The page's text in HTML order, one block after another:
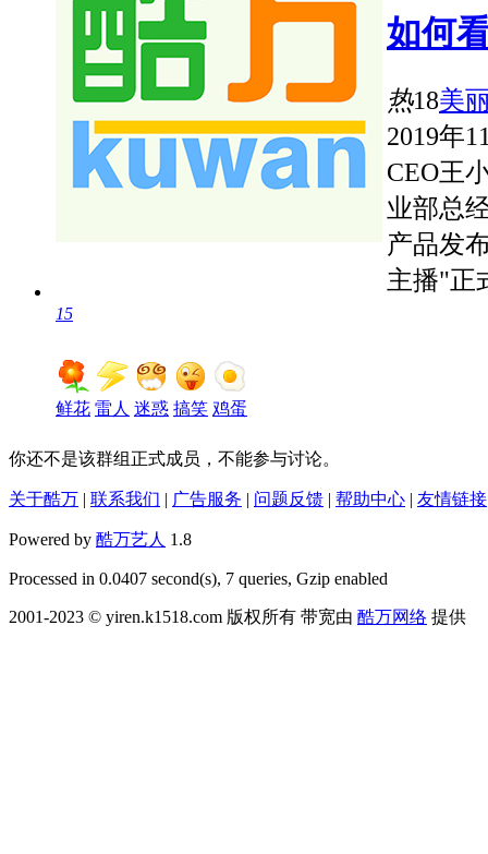
如何
热18美
2019年
CEO王
业部总
产品发
主播"正
15
鲜花 雷人 迷惑 搞笑 鸡蛋
你还不是该群组正式成员，不能参与讨论。
关于酷万 | 联系我们 | 广告服务 | 问题反馈 | 帮助中心 | 友情链接
Powered by 酷万艺人 1.8
Processed in 0.0407 second(s), 7 queries, Gzip enabled
2001-2023 © yiren.k1518.com 版权所有 带宽由 酷万网络 提供